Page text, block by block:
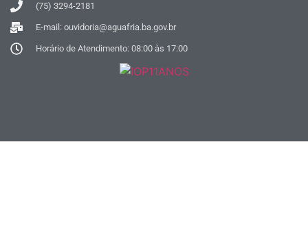
(75) 3294-2181
E-mail: ouvidoria@aguafria.ba.gov.br
Horário de Atendimento: 08:00 às 17:00